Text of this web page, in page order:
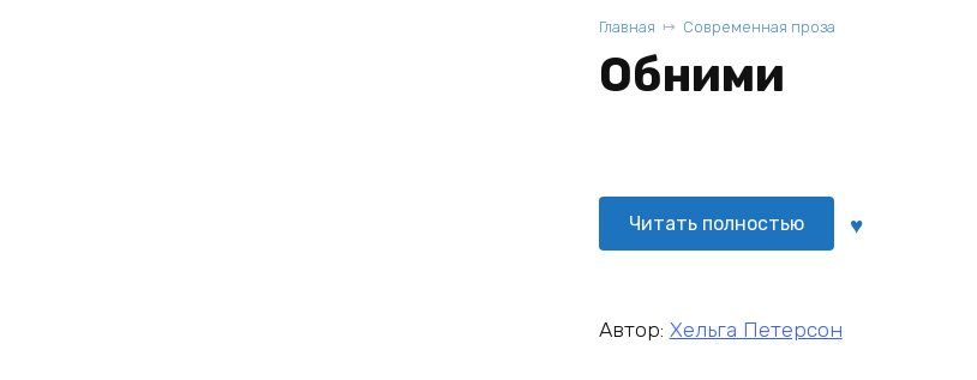
Главная Современная проза
Обними
Читать полностью
Автор: Хельга Петерсон